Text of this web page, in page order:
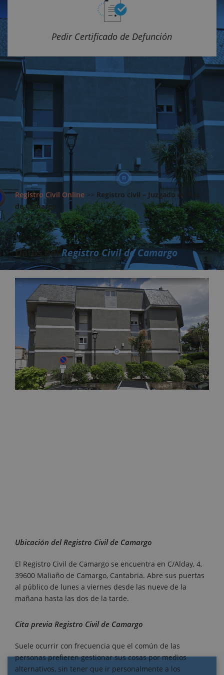
Pedir Certificado de Defunción
Registro Civil Online >> Registro civil – Juzgado de Paz
de Camargo
Datos delRegistro Civil de Camargo
Ubicación del Registro Civil de Camargo
El Registro Civil de Camargo se encuentra en C/Alday, 4,
39600 Maliaño de Camargo, Cantabria. Abre sus puertas
al público de lunes a viernes desde las nueve de la
mañana hasta las dos de la tarde.
Cita previa Registro Civil de Camargo
Suele ocurrir con frecuencia que el común de las
personas prefieren gestionar sus cosas por medios
alternativos, sin tener que ir personalmente a los